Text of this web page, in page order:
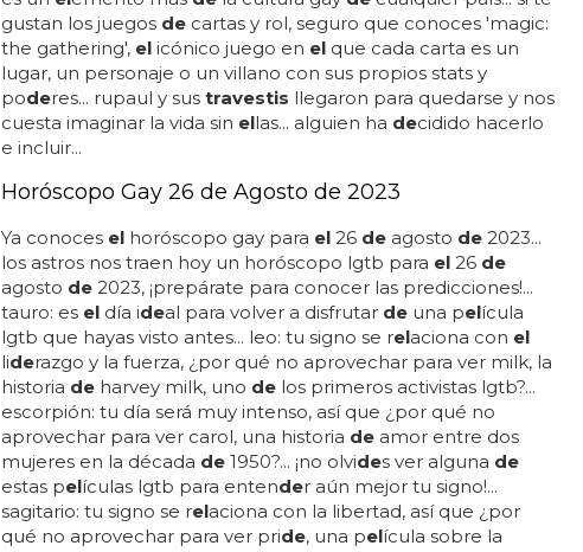
compartirlas en sus redes sociales... ¡fabulosas!... ¡atención a
cómo posan algunos para la cámara! don't be a drag, just be
a queen... travestir a tu hermano peque&ntilde ;o, la última
moda entre las ni&ntil de ;as en japón: la última...
JUEGAZO DE CARTAS GAYS
La colección de cartas de 'Magic' en versión
'RuPaul's Drag Race'
Imagínate esas cartas con los travestis de
rupaul... la
coleccióndecartasde'magic' en versión 'rupaul's drag race'...
mientras esperamoselestrenodela próxima temporadade
mejor realitydela historia, qué mejor que soportar la espera
con uno de esos montajes, un crossover entre culturas del
que no podrás escapar... es un hecho que 'rupaul's drag race'
es unelemento másdela cultura gay decualquier país... si te
gustan los juegos decartas y rol, seguro que conoces 'magic:
the gathering',el icónico juego enelque cada carta es un
lugar, un personaje o un villano con sus propios stats y
poderes... rupaul y sustravestisllegaron para quedarse y nos
cuesta imaginar la vida sinellas... alguien hadecidido hacerlo
e incluir...